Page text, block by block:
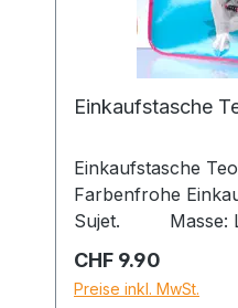
Einkaufstasche
Einkaufstasche
Farbenfrohe
Sujet. Masse:
Regulärer Preis:
CHF 9.90
Preise inkl. MwSt.